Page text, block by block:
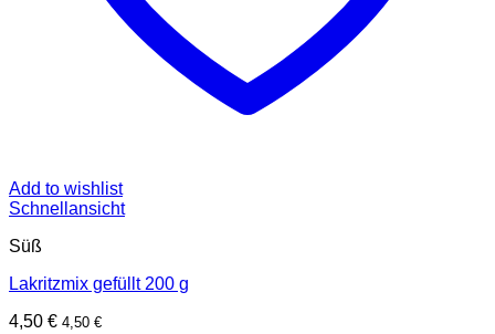
Add to wishlist
Schnellansicht
Süß
Lakritzmix gefüllt 200 g
4,50 € 4,50 €